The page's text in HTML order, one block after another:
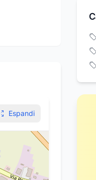
Espandi